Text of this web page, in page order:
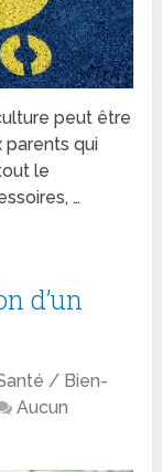
peut être
parents qui
le
…
d’un
/ Bien-
Aucun